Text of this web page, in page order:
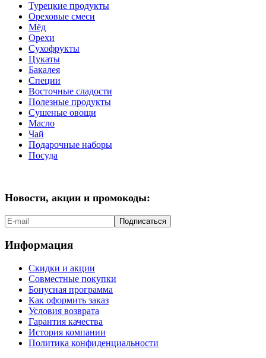
Турецкие продукты
Ореховые смеси
Мёд
Орехи
Сухофрукты
Цукаты
Бакалея
Специи
Восточные сладости
Полезные продукты
Сушеные овощи
Масло
Чай
Подарочные наборы
Посуда
Новости, акции и промокоды:
Подписаться
Информация
Скидки и акции
Совместные покупки
Бонусная программа
Как оформить заказ
Условия возврата
Гарантия качества
История компании
Политика конфиденциальности